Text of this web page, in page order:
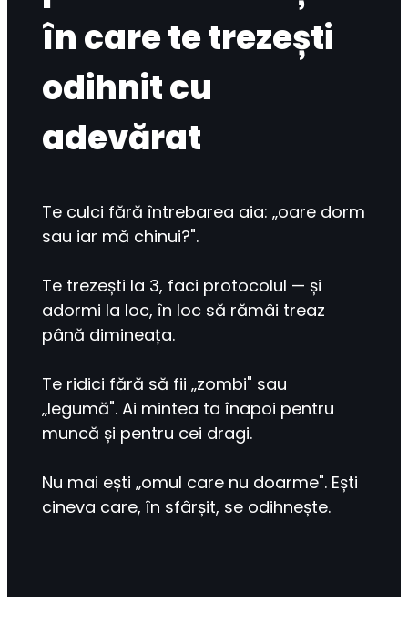
în care te trezești
odihnit cu
adevărat
Te culci fără întrebarea aia: „oare dorm
sau iar mă chinui?".
Te trezești la 3, faci protocolul — și
adormi la loc, în loc să rămâi treaz
până dimineața.
Te ridici fără să fii „zombi" sau
„legumă". Ai mintea ta înapoi pentru
muncă și pentru cei dragi.
Nu mai ești „omul care nu doarme". Ești
cineva care, în sfârșit, se odihnește.